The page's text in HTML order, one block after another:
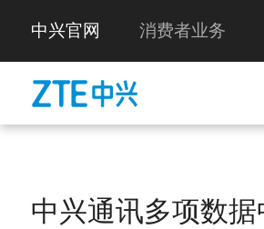
中兴官网 消费者业务
中兴通讯多项数